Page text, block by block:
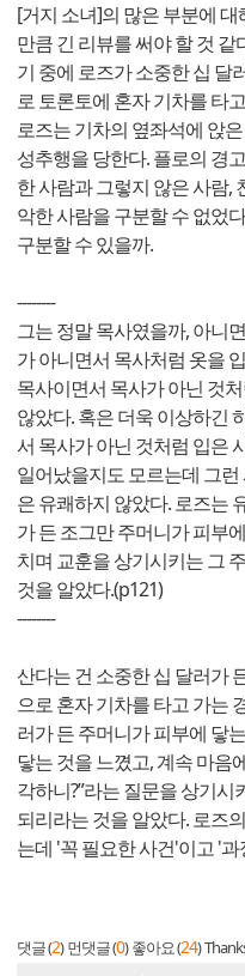
[거지 소녀]의 많은 부분에
만큼 긴 리뷰를 써야 할 것
기 중에 로즈가 소중한 십 달
로 토론토에 혼자 기차를 타
로즈는 기차의 옆좌석에 앉
성추행을 당한다. 플로의 경
한 사람과 그렇지 않은 사람,
악한 사람을 구분할 수 없었
구분할 수 있을까.
--------
그는 정말 목사였을까, 아니
가 아니면서 목사처럼 옷을
목사이면서 목사가 아닌 것
않았다. 혹은 더욱 이상하긴
서 목사가 아닌 것처럼 입은
일어났을지도 모르는데 그
은 유쾌하지 않았다. 로즈는
가 든 조그만 주머니가 피부
치며 교훈을 상기시키는 그
것을 알았다.(p121)
--------
산다는 건 소중한 십 달러가
으로 혼자 기차를 타고 가는
러가 든 주머니가 피부에 닿
닿는 것을 느꼈고, 계속 마음
각하니?”라는 질문을 상기
되리라는 것을 알았다. 로즈
는데 '꼭 필요한 사건'이고 '
댓글 (2) 먼댓글 (0) 좋아요 (24)